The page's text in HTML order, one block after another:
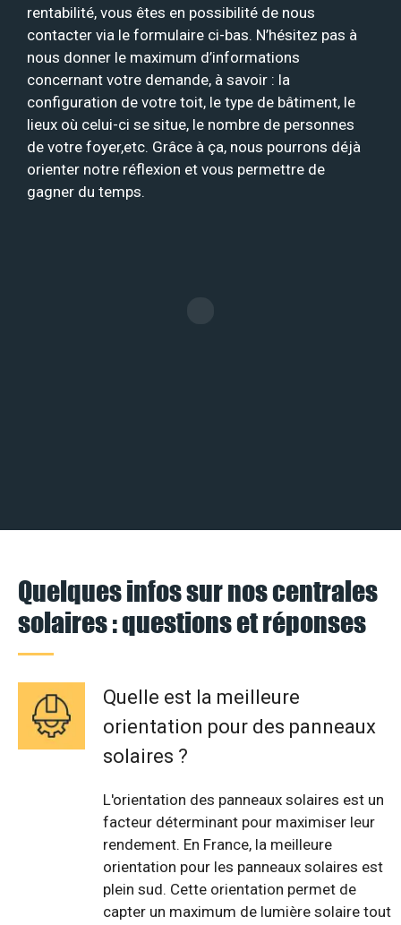
rentabilité, vous êtes en possibilité de nous
contacter via le formulaire ci-bas. N’hésitez pas à
nous donner le maximum d’informations
concernant votre demande, à savoir : la
configuration de votre toit, le type de bâtiment, le
lieux où celui-ci se situe, le nombre de personnes
de votre foyer,etc. Grâce à ça, nous pourrons déjà
orienter notre réflexion et vous permettre de
gagner du temps.
Quelques infos sur nos centrales
solaires : questions et réponses
Quelle est la meilleure
orientation pour des panneaux
solaires ?
L'orientation des panneaux solaires est un
facteur déterminant pour maximiser leur
rendement. En France, la meilleure
orientation pour les panneaux solaires est
plein sud. Cette orientation permet de
capter un maximum de lumière solaire tout